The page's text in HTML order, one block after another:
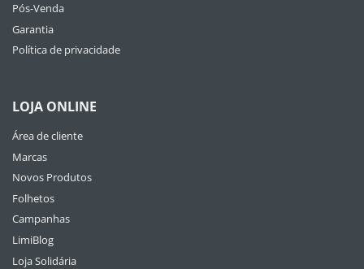
Pós-Venda
Garantia
Política de privacidade
LOJA ONLINE
Área de cliente
Marcas
Novos Produtos
Folhetos
Campanhas
LimiBlog
Loja Solidária